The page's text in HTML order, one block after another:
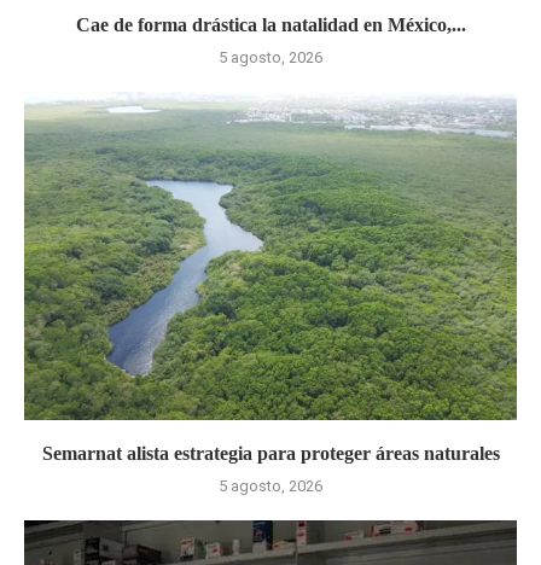
Cae de forma drástica la natalidad en México,...
5 agosto, 2026
Semarnat alista estrategia para proteger áreas naturales
5 agosto, 2026